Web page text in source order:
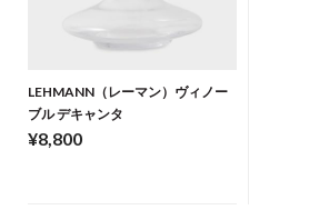
LEHMANN（レーマン）ヴィノー
ブル デキャンタ
¥8,800